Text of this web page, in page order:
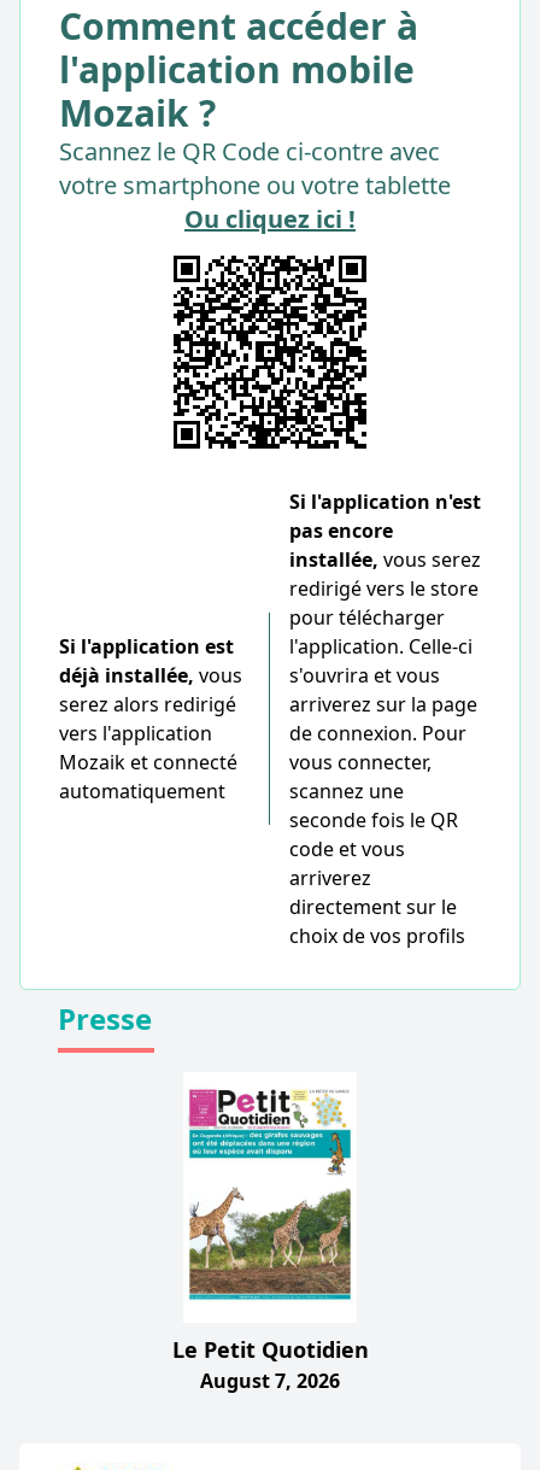
Comment accéder à
l'application mobile
Mozaik ?
Scannez le QR Code ci-contre avec
votre smartphone ou votre tablette
Ou cliquez ici !
Si l'application est
déjà installée, vous
serez alors redirigé
vers l'application
Mozaik et connecté
automatiquement
Si l'application n'est
pas encore
installée, vous serez
redirigé vers le store
pour télécharger
l'application. Celle-ci
s'ouvrira et vous
arriverez sur la page
de connexion. Pour
vous connecter,
scannez une
seconde fois le QR
code et vous
arriverez
directement sur le
choix de vos profils
Presse
Le Petit Quotidien
August 7, 2026